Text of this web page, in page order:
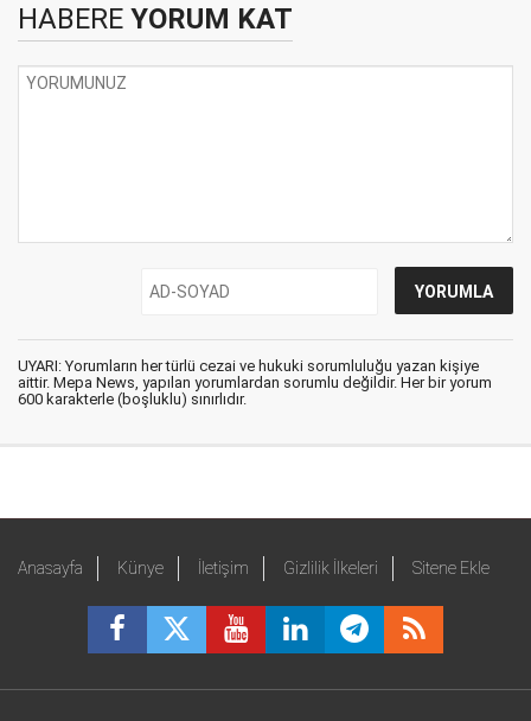
HABERE YORUM KAT
UYARI: Yorumların her türlü cezai ve hukuki sorumluluğu yazan kişiye
aittir. Mepa News, yapılan yorumlardan sorumlu değildir. Her bir yorum
600 karakterle (boşluklu) sınırlıdır.
Anasayfa Künye İletişim Gizlilik İlkeleri Sitene Ekle